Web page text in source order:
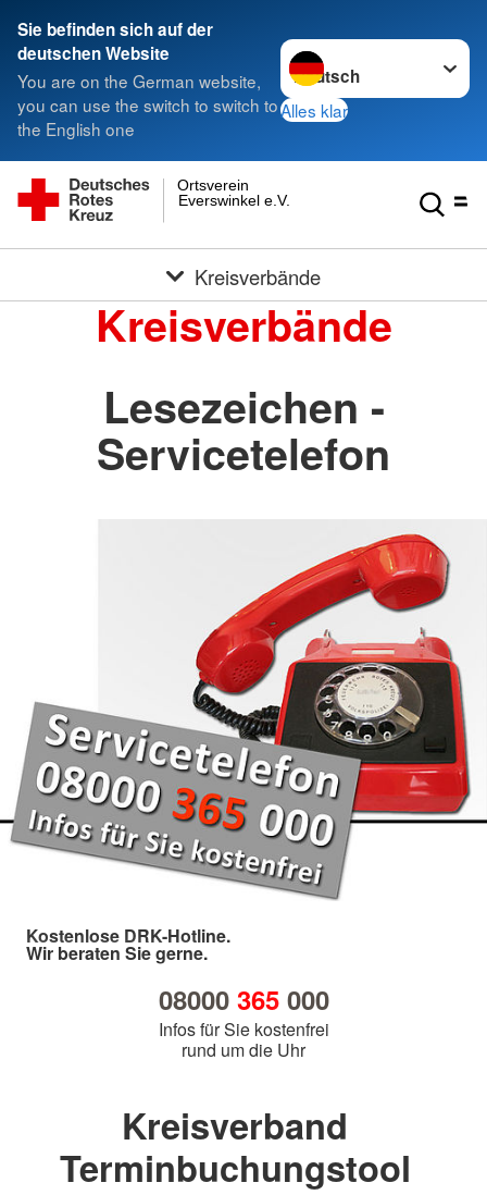
Sie befinden sich auf der
deutschen Website
You are on the German website,
you can use the switch to switch to
the English one
Sprache wechseln zu
Alles klar
Everswinkel e.V.
Ortsverein
Kreisverbände
Kreisverbände
Lesezeichen -
Servicetelefon
Kostenlose DRK-Hotline.
Wir beraten Sie gerne.
08000 365000
Infos für Sie kostenfrei
rund um die Uhr
Kreisverband
Terminbuchungstool